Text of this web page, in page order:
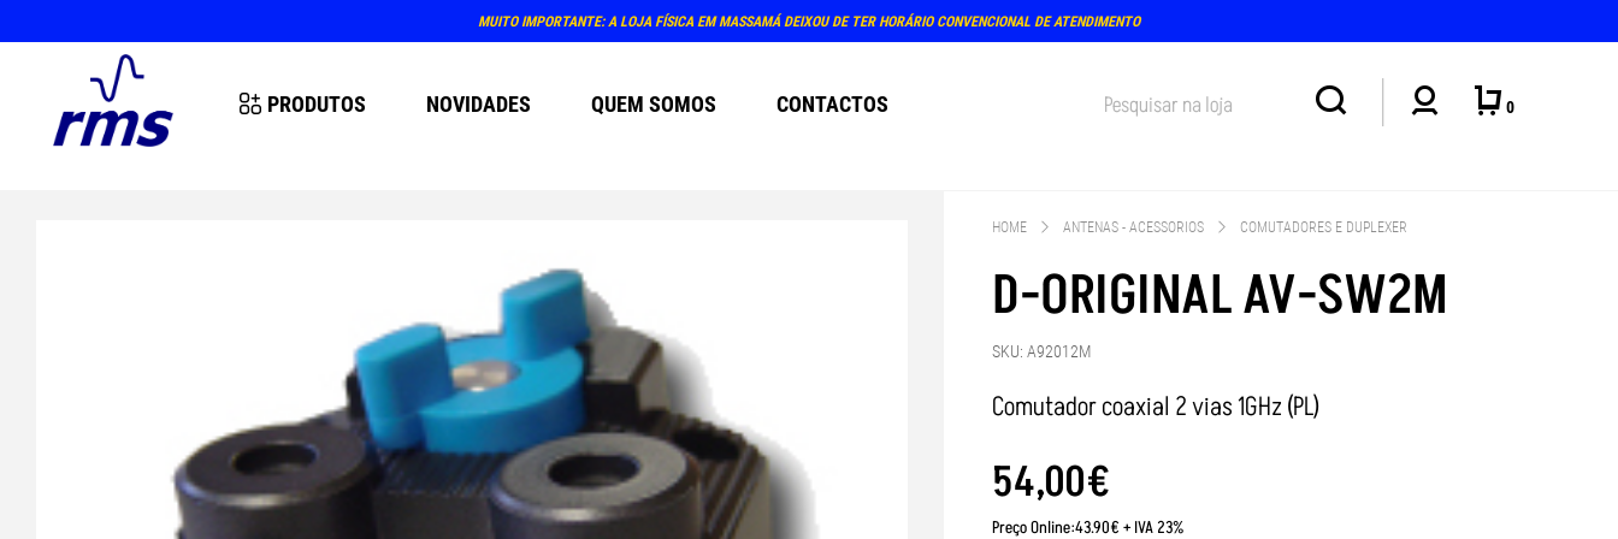
MUITO IMPORTANTE: A LOJA FÍSICA EM MASSAMÁ DEIXOU DE TER HORÁRIO CONVENCIONAL DE ATENDIMENTO
PRODUTOS NOVIDADES QUEM SOMOS CONTACTOS 0
HOME ANTENAS - ACESSORIOS COMUTADORES E DUPLEXER
D-ORIGINAL AV-SW2M
SKU: A92012M
Comutador coaxial 2 vias 1GHz (PL)
54,00€
Preço Online:43.90€ + IVA 23%